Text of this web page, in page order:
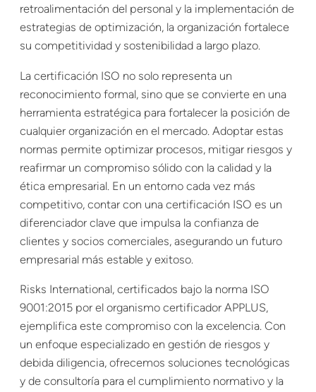
retroalimentación del personal y la implementación de
estrategias de optimización, la organización fortalece
su competitividad y sostenibilidad a largo plazo.
La certificación ISO no solo representa un
reconocimiento formal, sino que se convierte en una
herramienta estratégica para fortalecer la posición de
cualquier organización en el mercado. Adoptar estas
normas permite optimizar procesos, mitigar riesgos y
reafirmar un compromiso sólido con la calidad y la
ética empresarial. En un entorno cada vez más
competitivo, contar con una certificación ISO es un
diferenciador clave que impulsa la confianza de
clientes y socios comerciales, asegurando un futuro
empresarial más estable y exitoso.
Risks International, certificados bajo la norma ISO
9001:2015 por el organismo certificador APPLUS,
ejemplifica este compromiso con la excelencia. Con
un enfoque especializado en gestión de riesgos y
debida diligencia, ofrecemos soluciones tecnológicas
y de consultoría para el cumplimiento normativo y la